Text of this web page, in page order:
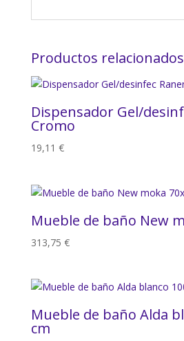
Productos relacionados
Dispensador Gel/
Cromo
19,11 €
Mueble de baño New
313,75 €
Mueble de baño Alda
cm